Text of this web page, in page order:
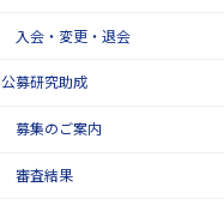
入会・変更・退会
公募研究助成
募集のご案内
審査結果